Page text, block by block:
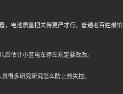
，电池质量把关得更严才行。普通老百姓最怕
估计小区电车停车规定要改改。
得多研究研究怎么防止热失控。